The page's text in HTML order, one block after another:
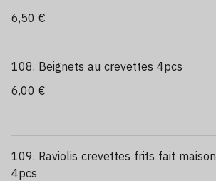
6,50 €
108. Beignets au crevettes 4pcs
6,00 €
109. Raviolis crevettes frits fait maison
4pcs